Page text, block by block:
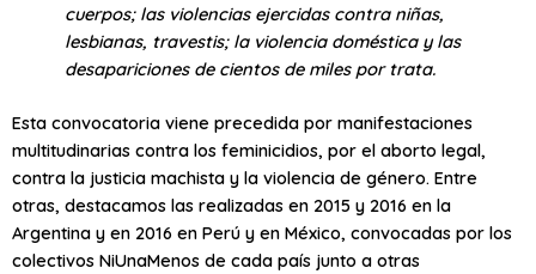
cuerpos; las violencias ejercidas contra niñas,
lesbianas, travestis; la violencia doméstica y las
desapariciones de cientos de miles por trata.
Esta convocatoria viene precedida por manifestaciones
multitudinarias contra los feminicidios, por el aborto legal,
contra la justicia machista y la violencia de género. Entre
otras, destacamos las realizadas en 2015 y 2016 en la
Argentina y en 2016 en Perú y en México, convocadas por los
colectivos NiUnaMenos de cada país junto a otras